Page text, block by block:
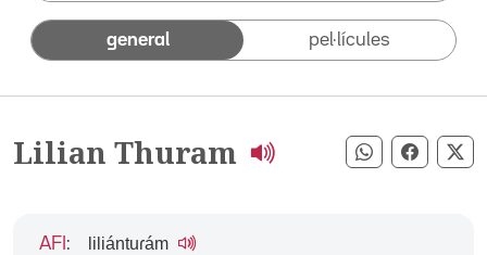
general pel·lícules
Lilian Thuram Compartir
AFI : liliántuɾám